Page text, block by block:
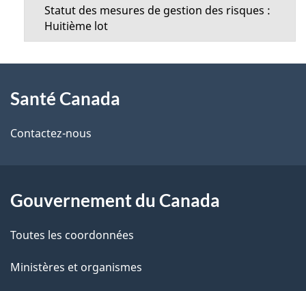
Statut des mesures de gestion des risques :
Huitième lot
propos
de
site
Santé Canada
Contactez-nous
Gouvernement du Canada
Toutes les coordonnées
Ministères et organismes